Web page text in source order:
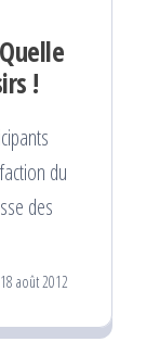
!
du
des
18 août 2012